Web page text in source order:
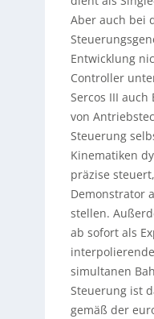
Aber auch bei
Entwicklung
Controller
Sercos III
von
Steuerung
Kinematiken
präzise
Demonstrator
stellen.
ab sofort als
simultanen
Steuerung ist
gemäß der